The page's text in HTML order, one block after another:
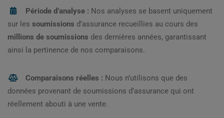
Période d’analyse : Nos analyses se basent uniquement
sur les soumissions d’assurance recueillies au cours des
millions de soumissions des dernières années, garantissant
ainsi la pertinence de nos comparaisons.
Comparaisons réelles : Nous n’utilisons que des
données provenant de soumissions d’assurance qui ont
réellement abouti à une vente.